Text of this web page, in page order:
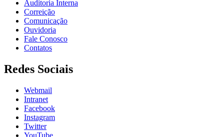
Auditoria Interna
Correição
Comunicação
Ouvidoria
Fale Conosco
Contatos
Redes Sociais
Webmail
Intranet
Facebook
Instagram
Twitter
YouTube